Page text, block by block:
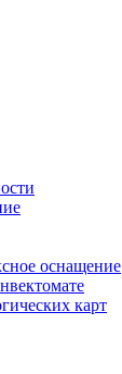
оснащение
карт